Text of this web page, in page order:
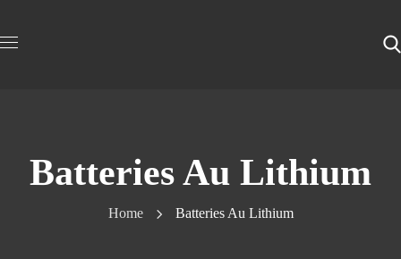
Batteries Au Lithium
Home Batteries Au Lithium